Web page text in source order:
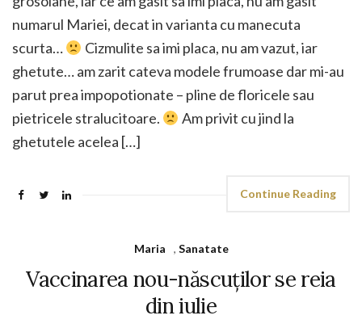
numarul Mariei, decat in varianta cu manecuta
scurta…
Cizmulite sa imi placa, nu am vazut, iar
ghetute… am zarit cateva modele frumoase dar mi-au
parut prea impopotionate – pline de floricele sau
pietricele stralucitoare.
Am privit cu jind la
ghetutele acelea […]
Continue Reading
Maria , Sanatate
Vaccinarea nou-născuţilor se reia
din iulie